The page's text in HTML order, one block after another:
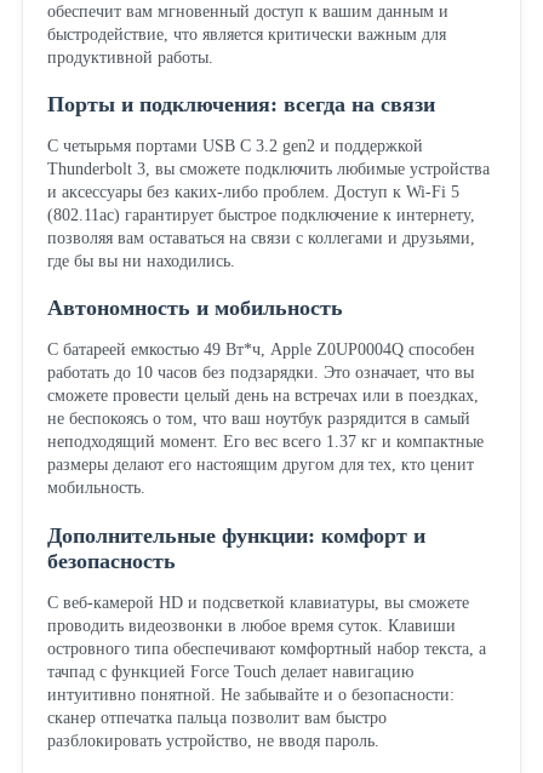
обеспечит вам мгновенный доступ к вашим данным и
быстродействие, что является критически важным для
продуктивной работы.
Порты и подключения: всегда на связи
С четырьмя портами USB C 3.2 gen2 и поддержкой
Thunderbolt 3, вы сможете подключить любимые устройства
и аксессуары без каких-либо проблем. Доступ к Wi-Fi 5
(802.11ac) гарантирует быстрое подключение к интернету,
позволяя вам оставаться на связи с коллегами и друзьями,
где бы вы ни находились.
Автономность и мобильность
С батареей емкостью 49 Вт*ч, Apple Z0UP0004Q способен
работать до 10 часов без подзарядки. Это означает, что вы
сможете провести целый день на встречах или в поездках,
не беспокоясь о том, что ваш ноутбук разрядится в самый
неподходящий момент. Его вес всего 1.37 кг и компактные
размеры делают его настоящим другом для тех, кто ценит
мобильность.
Дополнительные функции: комфорт и
безопасность
С веб-камерой HD и подсветкой клавиатуры, вы сможете
проводить видеозвонки в любое время суток. Клавиши
островного типа обеспечивают комфортный набор текста, а
тачпад с функцией Force Touch делает навигацию
интуитивно понятной. Не забывайте и о безопасности:
сканер отпечатка пальца позволит вам быстро
разблокировать устройство, не вводя пароль.